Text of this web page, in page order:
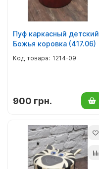
Пуф каркасный детский
Божья коровка (417.06)
1214-09
900 грн.